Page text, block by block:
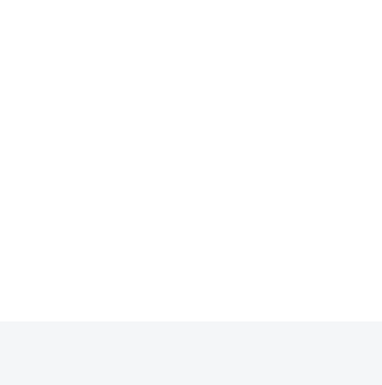
元（约合
自然更加苛刻，口碑营销也难
次将自2005年以来
僵尸女儿
《K-POP：
魔女团》
《江南Style》之后，